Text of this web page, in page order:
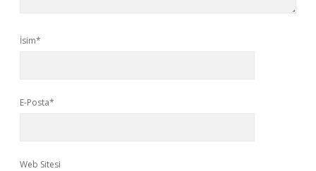
İsim*
E-Posta*
Web Sitesi